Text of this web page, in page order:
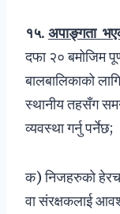
१५. अपाङ्गता
दफा २० बमोजिम
बालबालिकाको
स्थानीय तहसँग
व्यवस्था गर्नु पर्नेछ;
क) निजहरुको
वा संरक्षकलाई